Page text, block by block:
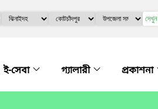
দেখুন
ই-সেবা গ্যালারী প্রকাশনা